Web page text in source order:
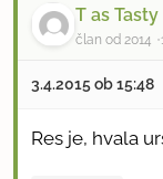
T as Tasty
član od 2014
3.4.2015 ob 15:48
Res je, hvala